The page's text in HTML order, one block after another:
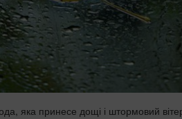
яка принесе дощі і штормовий